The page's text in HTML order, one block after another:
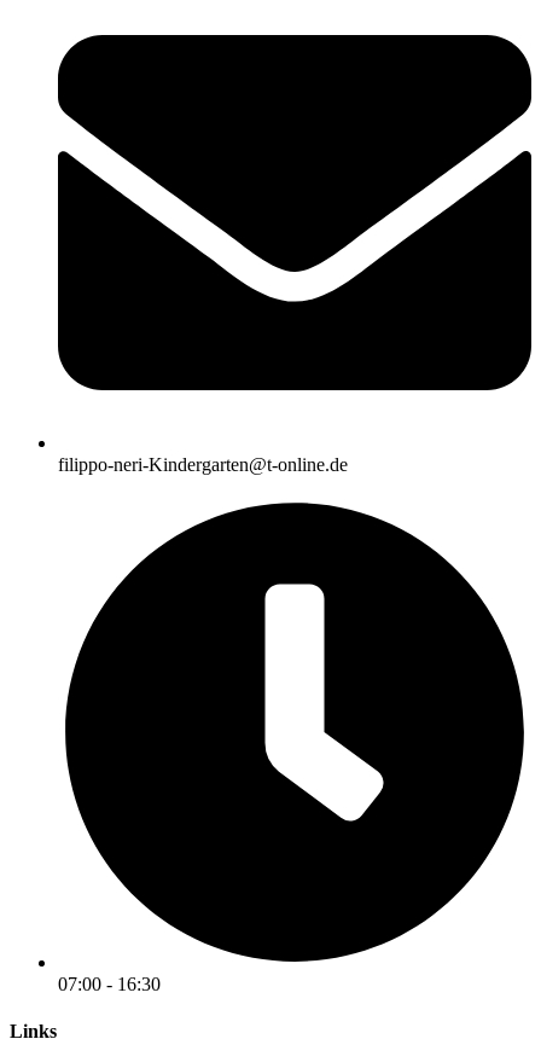
filippo-neri-Kindergarten@t-online.de
07:00 - 16:30
Links